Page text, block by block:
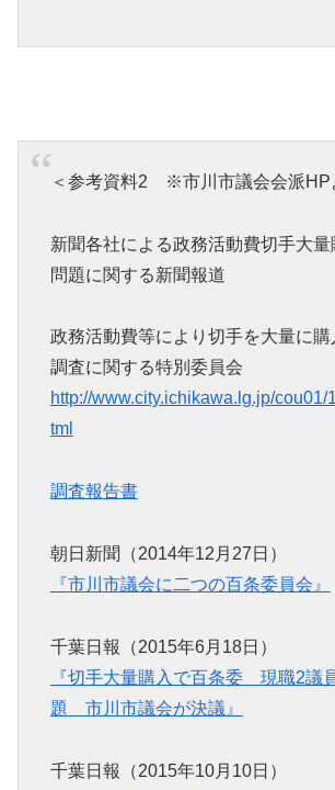
＜参考資料2 ※市川市議会会派HP
新聞各社による政務活動費切手大
問題に関する新聞報道
政務活動費等により切手を大量に
調査に関する特別委員会
http://www.city.ichikawa.lg.jp/cou01/
tml
調査報告書
朝日新聞（2014年12月27日）
『市川市議会に二つの百条委員会』
千葉日報（2015年6月18日）
『切手大量購入で百条委 現職2議
題 市川市議会が決議』
千葉日報（2015年10月10日）